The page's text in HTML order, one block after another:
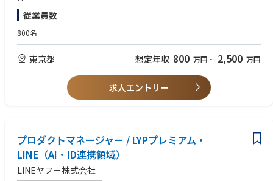
今後の事業拡大に伴い、本部長職への昇格や、新たな事業領域のマーケテ
ィング責任者など、多様なキャリアパスの可能性が開かれています。
が求められます。
・事業のカテゴリとサブカテゴリをマッピングし、セグメント毎の優先順
位を付けて関係部署と連携します。
・主要なブランドパートナーを優先的に開拓します。クライアントのオン
ボーディングから経営全般に携わり、売り上げの維持と成長をサポートし
業の啓発、ノウハウの共有など）
・部署横断的なコラボレーションを通じて、ライブやショート動画の強み
・多様な課題の解決や、新しいソリューションの提案、業界全体にとって
も利益となるような問題解決能力が求められます。
・キャンペーンの立案、プロダクトのローンチ、マーケティング等の内部
横断的なプロジェクトをリードします。
・変化に応じて柔軟に対応できる方
・ビジネスをリードしてきた信頼できる仕事の成果のある方。
・ ソーシャルコマース、コンテンツマーケティング、KOL（キーオピニオ
・日本の関連業界に関する豊富な知識を持ち、消費者のニーズを理解し、
デジタルシフトに積極的に参加されている方。
従業員数
800名
東京都 想定年収 800 万円 ~ 2,500 万円
求人エントリー
プロダクトマネージャー / LYPプレミアム・
LINE（AI・ID連携領域）
LINEヤフー株式会社